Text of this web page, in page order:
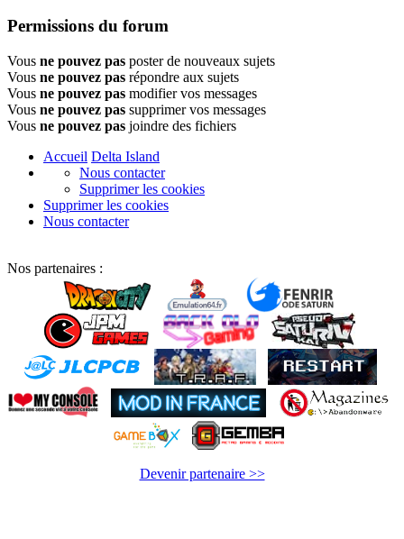
Permissions du forum
Vous ne pouvez pas poster de nouveaux sujets
Vous ne pouvez pas répondre aux sujets
Vous ne pouvez pas modifier vos messages
Vous ne pouvez pas supprimer vos messages
Vous ne pouvez pas joindre des fichiers
Accueil Delta Island
Nous contacter
Supprimer les cookies
Supprimer les cookies
Nous contacter
Nos partenaires :
Devenir partenaire >>